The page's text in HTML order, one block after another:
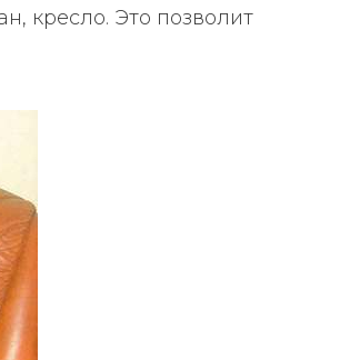
кресло. Это позволит